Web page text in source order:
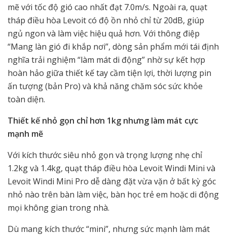
mẽ với tốc độ gió cao nhất đạt 7.0m/s. Ngoài ra, quạt
tháp điều hòa Levoit có độ ồn nhỏ chỉ từ 20dB, giúp
ngủ ngon và làm việc hiệu quả hơn. Với thông điệp
“Mang làn gió đi khắp nơi”, dòng sản phẩm mới tái định
nghĩa trải nghiệm “làm mát di động” nhờ sự kết hợp
hoàn hảo giữa thiết kế tay cầm tiện lợi, thời lượng pin
ấn tượng (bản Pro) và khả năng chăm sóc sức khỏe
toàn diện.
Thiết kế nhỏ gọn chỉ hơn 1kg nhưng làm mát cực
mạnh mẽ
Với kích thước siêu nhỏ gọn và trọng lượng nhẹ chỉ
1.2kg và 1.4kg, quạt tháp điều hòa Levoit Windi Mini và
Levoit Windi Mini Pro dễ dàng đặt vừa vặn ở bất kỳ góc
nhỏ nào trên bàn làm việc, bàn học trẻ em hoặc di động
mọi không gian trong nhà.
Dù mang kích thước “mini”, nhưng sức mạnh làm mát